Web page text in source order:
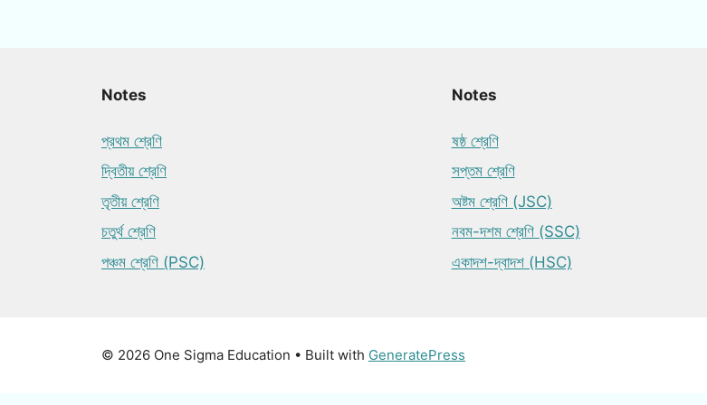
Notes
প্রথম শ্রেণি
দ্বিতীয় শ্রেণি
তৃতীয় শ্রেণি
চতুর্থ শ্রেণি
পঞ্চম শ্রেণি (PSC)
Notes
ষষ্ঠ শ্রেণি
সপ্তম শ্রেণি
অষ্টম শ্রেণি (JSC)
নবম-দশম শ্রেণি (SSC)
একাদশ-দ্বাদশ (HSC)
© 2026 One Sigma Education • Built with GeneratePress